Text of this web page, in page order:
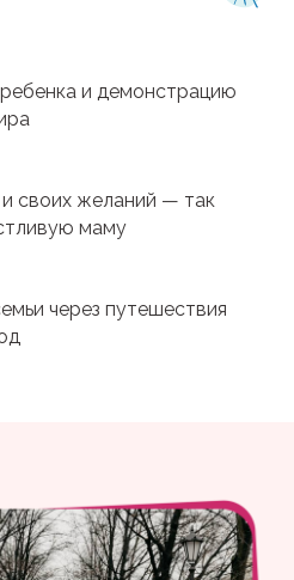
и демонстрацию
своих желаний — так
маму
через путешествия